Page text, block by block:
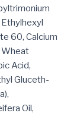
60, Calcium
Wheat
Acid,
Gluceth-
Oil,